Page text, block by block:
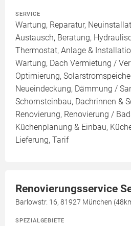
SERVICE
Wartung, Reparatur,
Austausch, Beratung,
Thermostat, Anlage &
Wartung, Dach Vermietung /
Optimierung,
Neueindeckung, Dämmung /
Schornsteinbau, Dachrinnen &
Renovierung, Renovierung /
Küchenplanung & Einbau,
Lieferung, Tarif
Renovierungsservice
Barlowstr. 16, 81927 München
SPEZIALGEBIETE